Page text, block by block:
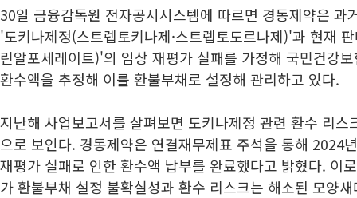
30일 금융감독원 전자공시시스템에 따르면 경동제약은 과
'도키나제정(스트렙토키나제·스트렙토도르나제)'과 현재
린알포세레이트)'의 임상 재평가 실패를 가정해 국민건강
환수액을 추정해 이를 환불부채로 설정해 관리하고 있다.
지난해 사업보고서를 살펴보면 도키나제정 관련 환수 리스
으로 보인다. 경동제약은 연결재무제표 주석을 통해 2024
재평가 실패로 인한 환수액 납부를 완료했다고 밝혔다. 이
가 환불부채 설정 불확실성과 환수 리스크는 해소된 모양새